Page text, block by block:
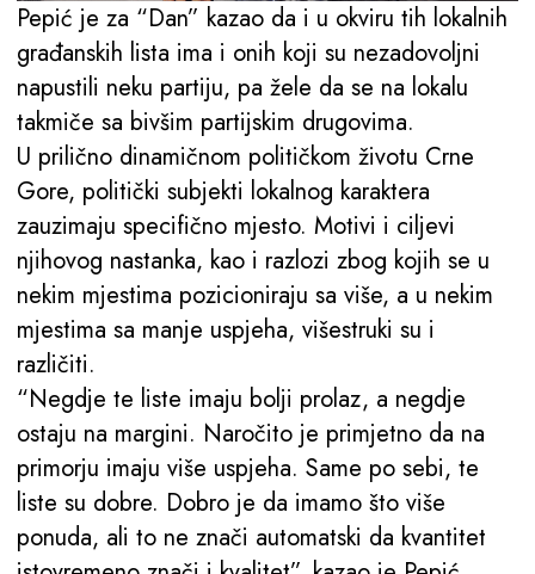
Pepić je za “Dan” kazao da i u okviru tih lokalnih
građanskih lista ima i onih koji su nezadovoljni
napustili neku partiju, pa žele da se na lokalu
takmiče sa bivšim partijskim drugovima.
U prilično dinamičnom političkom životu Crne
Gore, politički subjekti lokalnog karaktera
zauzimaju specifično mjesto. Motivi i ciljevi
njihovog nastanka, kao i razlozi zbog kojih se u
nekim mjestima pozicioniraju sa više, a u nekim
mjestima sa manje uspjeha, višestruki su i
različiti.
“Negdje te liste imaju bolji prolaz, a negdje
ostaju na margini. Naročito je primjetno da na
primorju imaju više uspjeha. Same po sebi, te
liste su dobre. Dobro je da imamo što više
ponuda, ali to ne znači automatski da kvantitet